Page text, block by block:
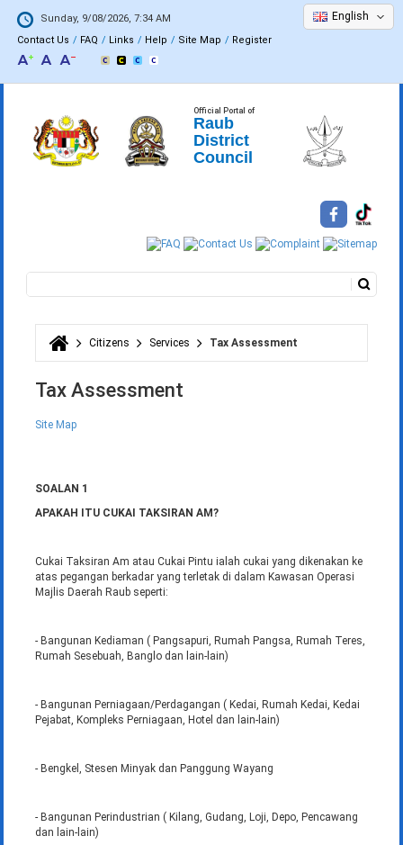
Sunday, 9/08/2026, 7:34 AM
Contact Us
FAQ Links Help Site Map Register
English
Official Portal of
Raub
District
Council
Search form
You are here
Citizens Services Tax Assessment
Tax Assessment
Site Map
SOALAN 1
APAKAH ITU CUKAI TAKSIRAN AM?
Cukai Taksiran Am atau Cukai Pintu ialah cukai yang dikenakan ke
atas pegangan berkadar yang terletak di dalam Kawasan Operasi
Majlis Daerah Raub seperti:
- Bangunan Kediaman ( Pangsapuri, Rumah Pangsa, Rumah Teres,
Rumah Sesebuah, Banglo dan lain-lain)
- Bangunan Perniagaan/Perdagangan ( Kedai, Rumah Kedai, Kedai
Pejabat, Kompleks Perniagaan, Hotel dan lain-lain)
- Bengkel, Stesen Minyak dan Panggung Wayang
- Bangunan Perindustrian ( Kilang, Gudang, Loji, Depo, Pencawang
dan lain-lain)